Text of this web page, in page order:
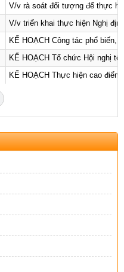
V/v rà soát đối tượng để thực
V/v triển khai thực hiện Nghị
KẾ HOẠCH Công tác phổ biến,
KẾ HOẠCH Tổ chức Hội nghị
KẾ HOẠCH Thực hiện cao